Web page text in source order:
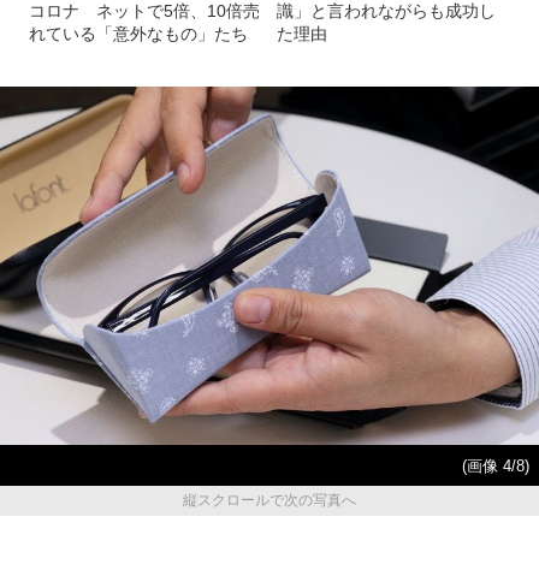
コロナ ネットで5倍、10倍売
れている「意外なもの」たち
識」と言われながらも成功し
た理由
(画像 4/8)
縦スクロールで次の写真へ